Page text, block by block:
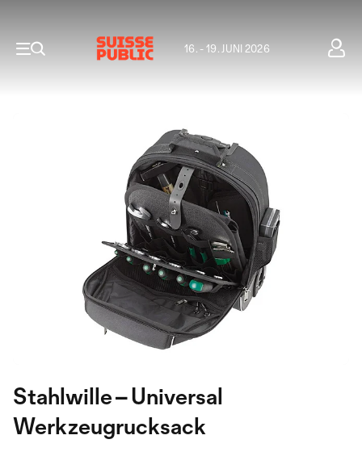
16. - 19. JUNI 2026
Stahlwille – Universal
Werkzeugrucksack